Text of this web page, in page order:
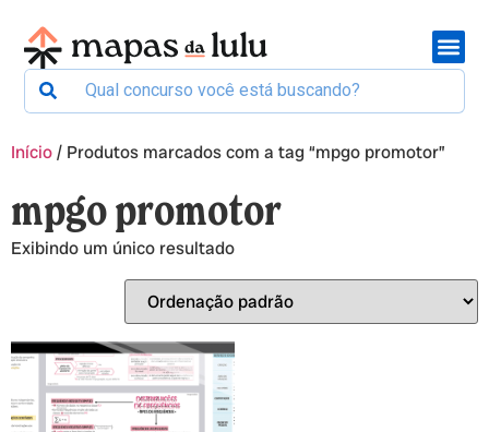
Início/ Produtos marcados com a tag “mpgo promotor”
mpgo promotor
Exibindo um único resultado